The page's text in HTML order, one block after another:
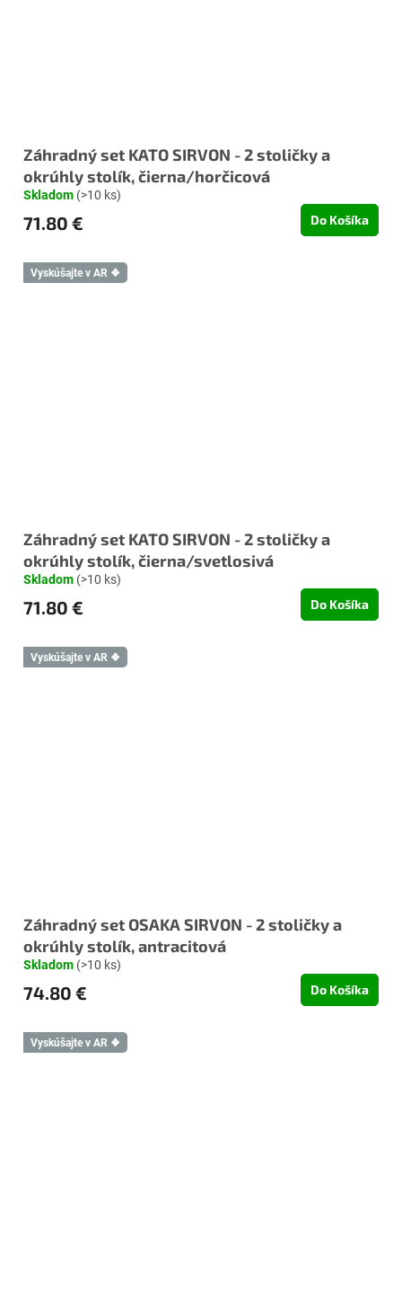
Záhradný set KATO SIRVON - 2 stoličky a
okrúhly stolík, čierna/horčicová
Skladom (>10 ks)
71.80 € Do Košíka
Vyskúšajte v AR ❖
Záhradný set KATO SIRVON - 2 stoličky a
okrúhly stolík, čierna/svetlosivá
Skladom (>10 ks)
71.80 € Do Košíka
Vyskúšajte v AR ❖
Záhradný set OSAKA SIRVON - 2 stoličky a
okrúhly stolík, antracitová
Skladom (>10 ks)
74.80 € Do Košíka
Vyskúšajte v AR ❖